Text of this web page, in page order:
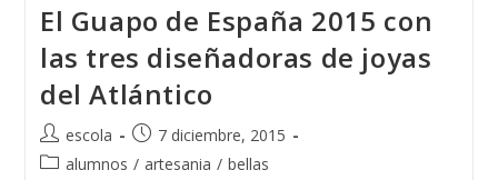
España
Con
Joyas
De
La
Escuela
De
Joyería
Del
El Guapo de España 2015 con
las tres diseñadoras de joyas
del Atlántico
Autor
de
escola
Publicación
de
7 diciembre, 2015
Categoría
alumnos / artesania / bellas